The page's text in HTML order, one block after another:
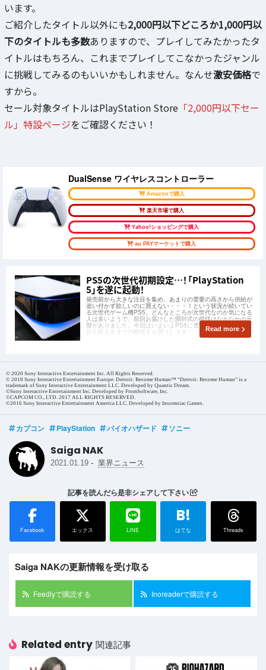
います。
ご紹介したタイトル以外にも2,000円以下どころか1,000円以
下のタイトルも多数ありますので、プレイしてみたかったタ
イトルはもちろん、これまでプレイしてこなかったジャンル
に挑戦してみるのもいいかもしれません。なんせ激安価格で
すから。
セール対象タイトルはPlayStation Store 「2,000円以下セー
ル」特設ページをご確認ください！
DualSense ワイヤレスコントローラー
Amazonで購入
楽天市場で購入
Yahoo!ショッピングで購入
au PAYマーケットで購入
PS5の次世代初期設定…！「PlayStation
5」を遂に起動！
発売前から大きな注目を集め、あまりの需要の高さから供給が
追い付かず欲しいのに買えない・・・！という状況が続いてい
る次世代ゲーム機PS5。どんなところが次世代なのか気になる
人は多いようで、前回お届けした開封式の模様はなかなかの反
響がありました。今回はいよいよPS5に電源を入れて、初期設
定を終えるまでの模様をお届けします！ Read more
© 2020 Sony Interactive Entertainment Inc. All Rights Reserved.
© 2018 Sony Interactive Entertainment Europe. Detroit: Become Human™ “Detroit: Become Human” is a
trademark of Sony Interactive Entertainment LLC. Developed by Quantic Dream.
©Sony Interactive Entertainment Inc. Developed by FromSoftware, Inc.
©CAPCOM CO., LTD. 2017 ALL RIGHTS RESERVED.
©2016 Sony Interactive Entertainment America LLC. Developed by Insomniac Games.
カプコン PlayStation バイオハザード ソニー
Saiga NAK
2021.01.19 - 業界ニュース
記事を読んだら是非シェアして下さい
Facebook エックス LINE
B!
はてな Threads
Saiga NAKの更新情報を受け取る
Feedlyで購読する Inoreaderで購読する
Related entry 関連記事